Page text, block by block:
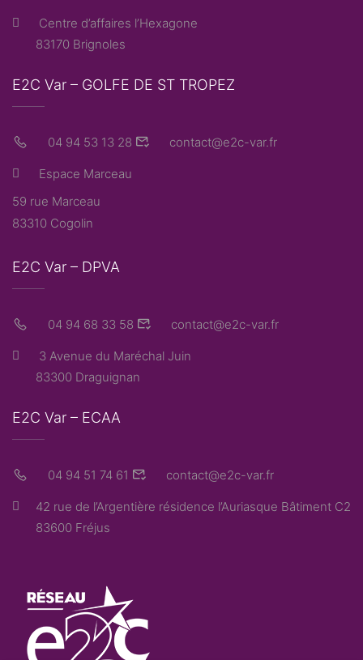
Centre d’affaires l’Hexagone
83170 Brignoles
E2C Var – GOLFE DE ST TROPEZ
04 94 53 13 28 contact@e2c-var.fr
Espace Marceau
59 rue Marceau
83310 Cogolin
E2C Var – DPVA
04 94 68 33 58 contact@e2c-var.fr
3 Avenue du Maréchal Juin
83300 Draguignan
E2C Var – ECAA
04 94 51 74 61 contact@e2c-var.fr
42 rue de l’Argentière résidence l’Auriasque Bâtiment C2
83600 Fréjus